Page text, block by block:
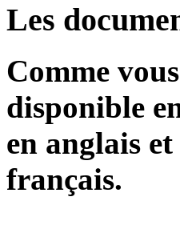
Les
Comme
disponible
en anglais
français.